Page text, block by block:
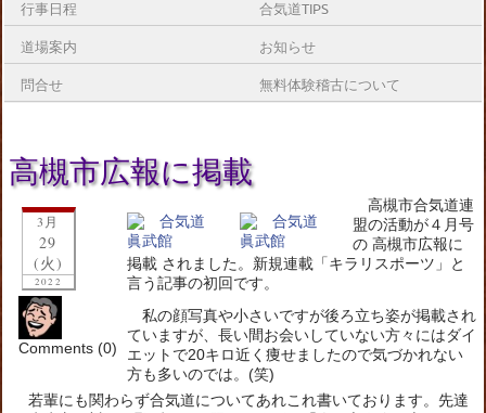
行事日程 合気道TIPS
道場案内 お知らせ
問合せ 無料体験稽古について
高槻市広報に掲載
3月
29
(火)
2022
Comments (0)
高槻市合気道連
盟の活動が４月号
の 高槻市広報に
掲載 されました。新規連載「キラリスポーツ」と
言う記事の初回です。
私の顔写真や小さいですが後ろ立ち姿が掲載され
ていますが、長い間お会いしていない方々にはダイ
エットで20キロ近く痩せましたので気づかれない
方も多いのでは。(笑)
若輩にも関わらず合気道についてあれこれ書いております。先達